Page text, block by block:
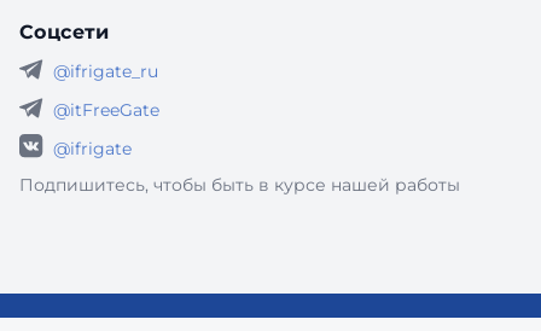
Соцсети
@ifrigate_ru
@itFreeGate
@ifrigate
Подпишитесь, чтобы быть в курсе нашей работы